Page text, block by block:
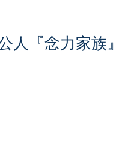
人『念力家族』